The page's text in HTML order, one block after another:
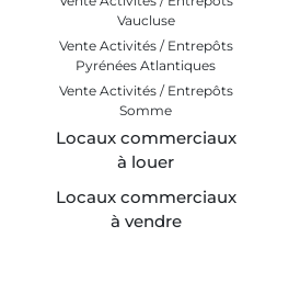
Vaucluse
Vente Activités / Entrepôts
Pyrénées Atlantiques
Vente Activités / Entrepôts
Somme
Locaux commerciaux
à louer
Locaux commerciaux
à vendre